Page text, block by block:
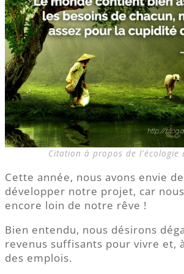
Citation à propos de l'écologie
Cette année, nous avons envie
développer notre projet, car
encore loin de notre rêve !
Bien entendu, nous désirons
revenus suffisants pour vivre et,
des emplois.